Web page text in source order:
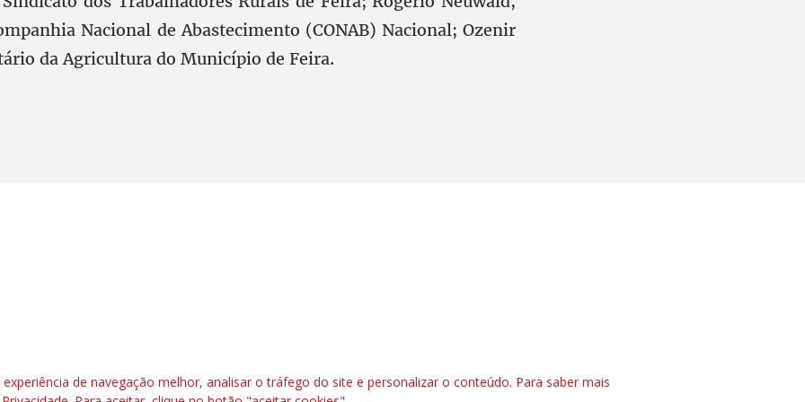
Nacional de Abastecimento (CONAB) Nacional; Ozenir
da Agricultura do Município de Feira.
6º andar. Salas 603 a 606 |CEP: 70.304-900
secgeral@fetraf.org.br
de navegação melhor, analisar o tráfego do site e personalizar o conteúdo. Para saber mais